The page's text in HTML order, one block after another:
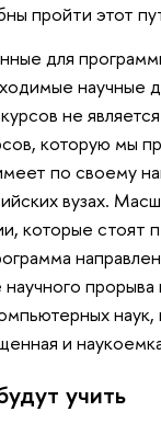
пройти этот
для
научные
не
которую мы
по своему
вузах.
которые стоят
прорыва
и
учить